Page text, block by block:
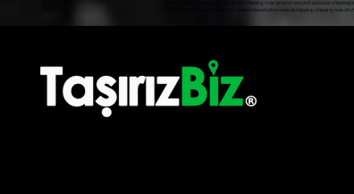
Pnakliyat fulya nakliyat şişli evden eve nakliyat ANI TAŞIMACILIK ani anı
gültepe makliye mecidiyeköy nakliyat mediciyeköy nakliye moving state